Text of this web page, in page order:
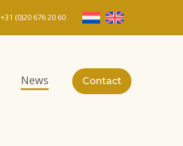
+31 (0)20 676 20 60
News Contact